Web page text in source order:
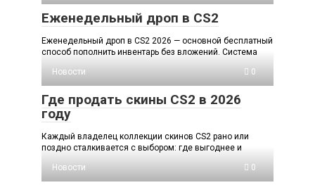
Еженедельный дроп в CS2
Еженедельный дроп в CS2 2026 — основной бесплатный
способ пополнить инвентарь без вложений. Система
Новости
0
Где продать скины CS2 в 2026
году
Каждый владелец коллекции скинов CS2 рано или
поздно сталкивается с выбором: где выгоднее и
Новости
0